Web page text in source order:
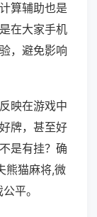
算辅助也是
在大家手机
，避免影响
映在游戏中
牌，甚至好
是有挂？确
熊猫麻将,微
平。